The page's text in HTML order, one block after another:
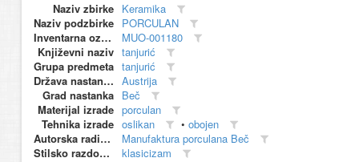
Naziv zbirke Keramika
Naziv podzbirke PORCULAN
Inventarna oznaka
MUO-001180
Književni naziv tanjurić
Grupa predmeta tanjurić
Država nastanka Austrija
Grad nastanka Beč
Materijal izrade porculan
Tehnika izrade oslikan • obojen
Autorska radionica (proizvođač)
Manufaktura porculana Beč
Stilsko razdoblje
klasicizam